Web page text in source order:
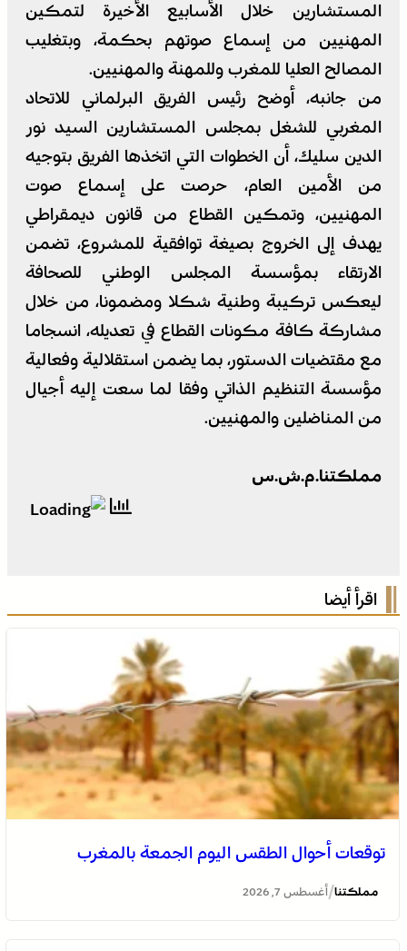
المستشارين خلال الأسابيع الأخيرة لتمكين
المهنيين من إسماع صوتهم بحكمة، وبتغليب
المصالح العليا للمغرب وللمهنة والمهنيين.
من جانبه، أوضح رئيس الفريق البرلماني للاتحاد
المغربي للشغل بمجلس المستشارين السيد نور
الدين سليك، أن الخطوات التي اتخذها الفريق بتوجيه
من الأمين العام، حرصت على إسماع صوت
المهنيين، وتمكين القطاع من قانون ديمقراطي
يهدف إلى الخروج بصيغة توافقية للمشروع، تضمن
الارتقاء بمؤسسة المجلس الوطني للصحافة
ليعكس تركيبة وطنية شكلا ومضمونا، من خلال
مشاركة كافة مكونات القطاع في تعديله، انسجاما
مع مقتضيات الدستور، بما يضمن استقلالية وفعالية
مؤسسة التنظيم الذاتي وفقا لما سعت إليه أجيال
من المناضلين والمهنيين.
مملكتنا.م.ش.س
اقرأ أيضا
توقعات أحوال الطقس اليوم الجمعة بالمغرب
مملكتنا/ أغسطس 7, 2026